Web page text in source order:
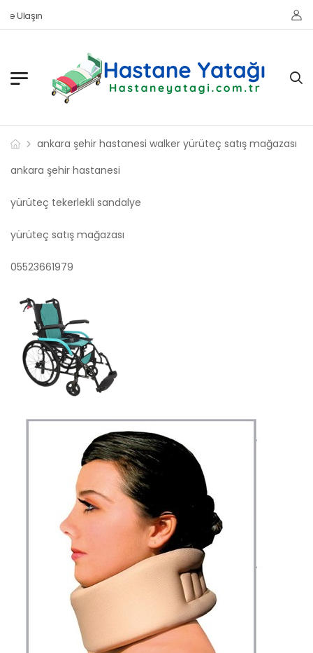
Ulaşın
ankara şehir hastanesi walker yürüteç satış mağazası
ankara şehir hastanesi
yürüteç tekerlekli sandalye
yürüteç satış mağazası
05523661979